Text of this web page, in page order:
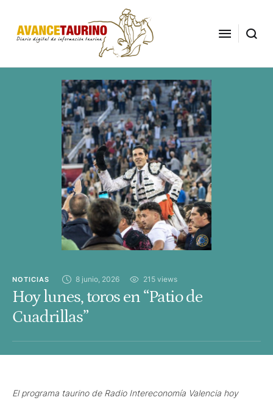
NOTICIAS 8 junio, 2026 215 views
Hoy lunes, toros en “Patio de
Cuadrillas”
El programa taurino de Radio Intereconomía Valencia hoy